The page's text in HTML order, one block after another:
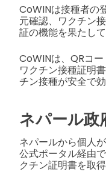
CoWINは接種者の
元確認、ワクチン
証の機能を果たして
CoWINは、QRコ
ワクチン接種証明
チン接種が安全で
ネパール政
ネパールから個人
公式ポータル経由
クチン証明書を取得